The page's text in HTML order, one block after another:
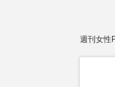
週刊女性